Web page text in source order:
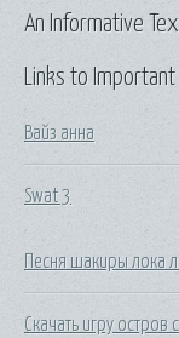
Links to
Вайз анна
Swat 3
Песня шакиры лока
Скачать игру
An Informative